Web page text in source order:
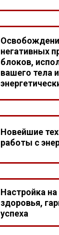
Настройка на
здоровья,
успеха
Новейшие
работы с
негативных
блоков,
вашего тела и